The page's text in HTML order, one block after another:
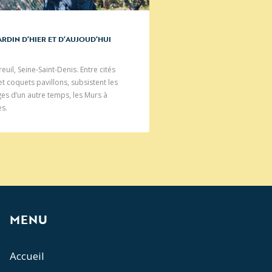
D’HIER ET D’AUJOUD’HUI
Seine-Saint-Denis. Entre cités
coquets pavillons, subsistent les
d’un autre temps, les Murs à
MENU
Accueil